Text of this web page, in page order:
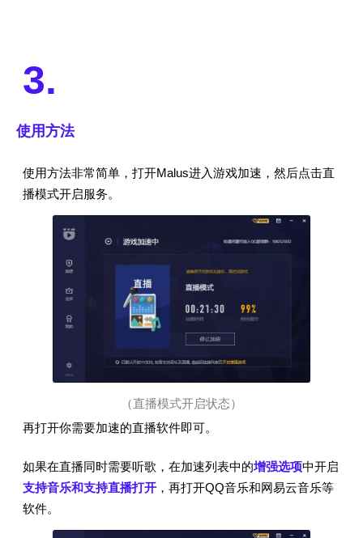
3.
使用方法
使用方法非常简单，打开Malus进入游戏加速，然后点击直
播模式开启服务。
（直播模式开启状态）
再打开你需要加速的直播软件即可。
如果在直播同时需要听歌，在加速列表中的增强选项中开启
支持音乐和支持直播打开 ，再打开QQ音乐和网易云音乐等
软件。